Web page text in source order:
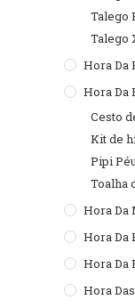
Talego
Talego
Hora Da
Hora Da
Cesto
Kit de
Pipi
Toalha
Hora Da
Hora Da
Hora Da
Hora